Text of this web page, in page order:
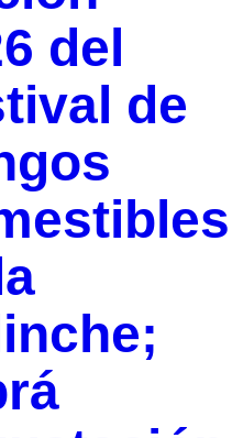
del
de